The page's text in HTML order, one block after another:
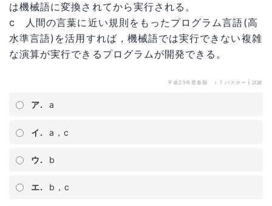
は機械語に変換されてから実行される。
c 人間の言葉に近い規則をもったプログラム言語(高
水準言語)を活用すれば，機械語では実行できない複雑
な演算が実行できるプログラムが開発できる。
平成23年度春期 ＩＴパスポート試験
ア. a
イ. a，c
ウ. b
エ. b，c